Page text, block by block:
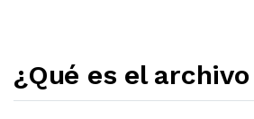
¿Qué es el archivo